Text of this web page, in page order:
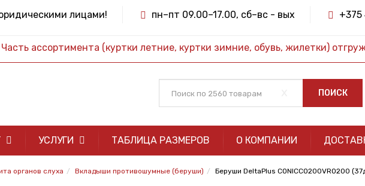
лицами! пн–пт 09.00–17.00, сб–вс - вых +375
Часть ассортимента (куртки летние, куртки зимние, обувь, жилетки)
ПОИСК
УСЛУГИ ТАБЛИЦА РАЗМЕРОВ О КОМПАНИИ
органов слуха Вкладыши противошумные (беруши) Беруши DeltaPlus CONICCO200VRO200